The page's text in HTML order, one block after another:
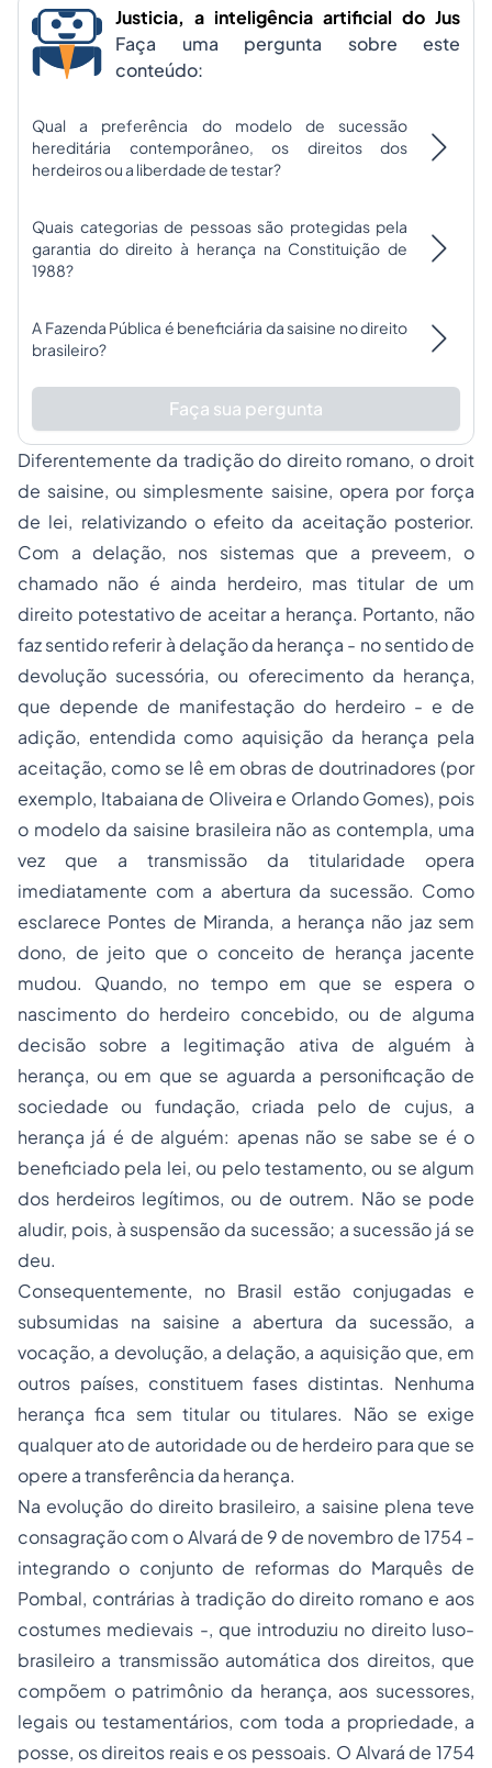
Justicia, a inteligência artificial do Jus
Faça uma pergunta sobre este
conteúdo:
Qual a preferência do modelo de sucessão
hereditária contemporâneo, os direitos dos
herdeiros ou a liberdade de testar?
Quais categorias de pessoas são protegidas pela
garantia do direito à herança na Constituição de
1988?
A Fazenda Pública é beneficiária da saisine no direito
brasileiro?
Faça sua pergunta
Diferentemente da tradição do direito romano, o droit
de saisine, ou simplesmente saisine, opera por força
de lei, relativizando o efeito da aceitação posterior.
Com a delação, nos sistemas que a preveem, o
chamado não é ainda herdeiro, mas titular de um
direito potestativo de aceitar a herança. Portanto, não
faz sentido referir à delação da herança - no sentido de
devolução sucessória, ou oferecimento da herança,
que depende de manifestação do herdeiro - e de
adição, entendida como aquisição da herança pela
aceitação, como se lê em obras de doutrinadores (por
exemplo, Itabaiana de Oliveira e Orlando Gomes), pois
o modelo da saisine brasileira não as contempla, uma
vez que a transmissão da titularidade opera
imediatamente com a abertura da sucessão. Como
esclarece Pontes de Miranda, a herança não jaz sem
dono, de jeito que o conceito de herança jacente
mudou. Quando, no tempo em que se espera o
nascimento do herdeiro concebido, ou de alguma
decisão sobre a legitimação ativa de alguém à
herança, ou em que se aguarda a personificação de
sociedade ou fundação, criada pelo de cujus, a
herança já é de alguém: apenas não se sabe se é o
beneficiado pela lei, ou pelo testamento, ou se algum
dos herdeiros legítimos, ou de outrem. Não se pode
aludir, pois, à suspensão da sucessão; a sucessão já se
deu.
Consequentemente, no Brasil estão conjugadas e
subsumidas na saisine a abertura da sucessão, a
vocação, a devolução, a delação, a aquisição que, em
outros países, constituem fases distintas. Nenhuma
herança fica sem titular ou titulares. Não se exige
qualquer ato de autoridade ou de herdeiro para que se
opere a transferência da herança.
Na evolução do direito brasileiro, a saisine plena teve
consagração com o Alvará de 9 de novembro de 1754 -
integrando o conjunto de reformas do Marquês de
Pombal, contrárias à tradição do direito romano e aos
costumes medievais -, que introduziu no direito luso-
brasileiro a transmissão automática dos direitos, que
compõem o patrimônio da herança, aos sucessores,
legais ou testamentários, com toda a propriedade, a
posse, os direitos reais e os pessoais. O Alvará de 1754